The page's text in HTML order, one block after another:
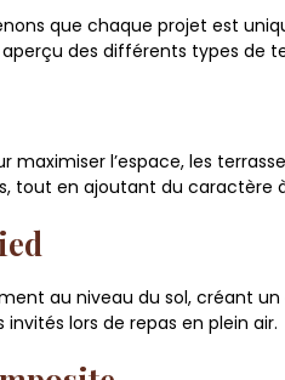
que chaque projet est
des différents types de
maximiser l’espace, les
tout en ajoutant du caractère
au niveau du sol, créant
lors de repas en plein air.